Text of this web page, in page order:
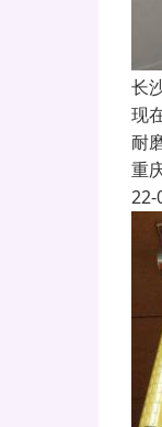
长
现
耐
重
22-